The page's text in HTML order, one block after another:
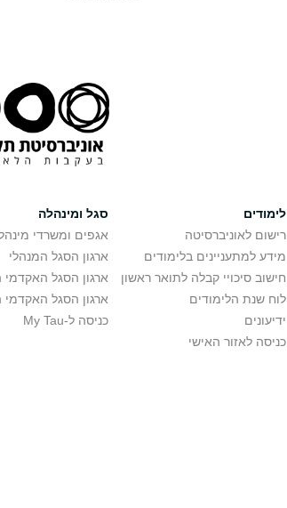
לימודים
רישום לאוניברסיטה
מידע למתעניינים בלימודים
חישוב סיכויי קבלה לתואר ראשון
לוח שנת הלימודים
ידיעונים
כניסה לאזור האישי
סגל ומינהלה
אגפים ומשרדי
ארגון הסגל המנהלי
ארגון הסגל האקדמי
ארגון הסגל האקדמי
כניסה ל-My Tau